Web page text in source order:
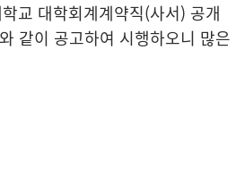
교 대학회계계약직(사서) 공개
같이 공고하여 시행하오니 많은